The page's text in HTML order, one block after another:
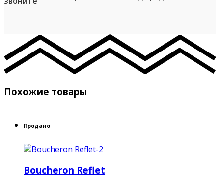
Похожие товары
Продано
Boucheron Reflet